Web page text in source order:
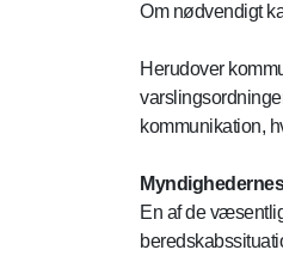
Om nødvendigt
Herudover
kommunikation,
En af de